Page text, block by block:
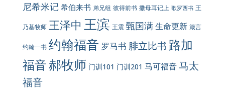
尼希米记 希伯来书 弟兄组 彼得前书 撒母耳记上 歌罗西书 王
乃基牧师 王泽中 王滨 王震 甄国满生命更新 箴言
约翰一书 约翰福音 罗马书 腓立比书 路加
福音郝牧师 门训101 门训201 马可福音马太
福音